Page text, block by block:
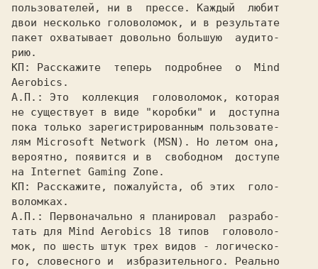
пользователей, ни в  прессе. Каждый  любит
двои несколько головоломок, и в результате
пакет охватывает довольно большую  аудито-
КП: Расскажите  теперь  подробнее  о Mind
Aerobics.
А.П.: Это  коллекция  головоломок, которая
не существует в виде "коробки" и  доступна
пока только зарегистрированным пользовате-
лям Microsoft Network (MSN). Но летом она,
вероятно, появится и в  свободном  доступе
на Internet Gaming Zone.
КП: Расскажите, пожалуйста, об этих  голо-
А.П.: Первоначально я планировал  разрабо-
тать для Mind Aerobics 18 типов  головоло-
мок, по шесть штук трех видов - логическо-
го, словесного и  избразительного. Реально